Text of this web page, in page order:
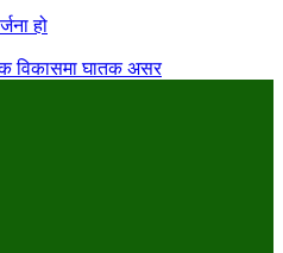
हो
विकासमा घातक असर